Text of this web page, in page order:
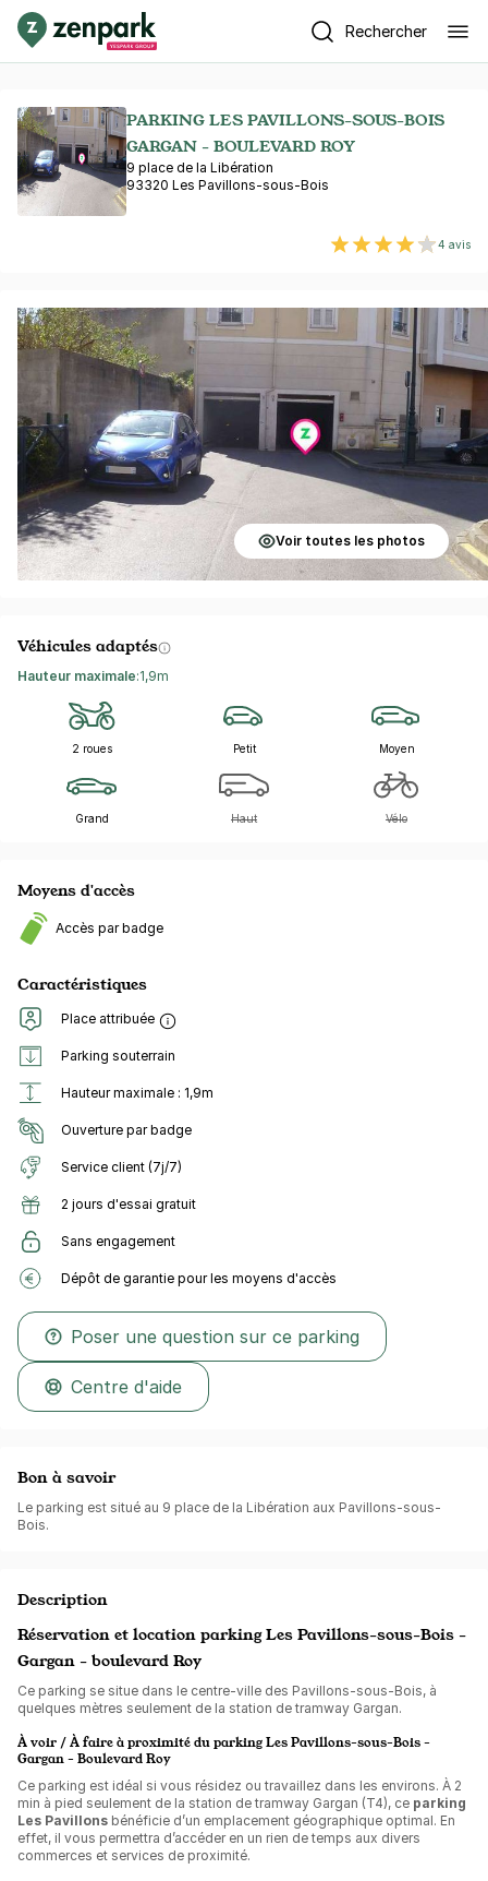
Rechercher
PARKING LES PAVILLONS-SOUS-BOIS
GARGAN - BOULEVARD ROY
9 place de la Libération
93320 Les Pavillons-sous-Bois
4 avis
Voir toutes les photos
Véhicules adaptés
Hauteur maximale:1,9m
2 roues Petit Moyen
Grand Haut Vélo
Moyens d'accès
Accès par badge
Caractéristiques
Place attribuée
Parking souterrain
Hauteur maximale : 1,9m
Ouverture par badge
Service client (7j/7)
2 jours d'essai gratuit
Sans engagement
Dépôt de garantie pour les moyens d'accès
Poser une question sur ce parking
Centre d'aide
Bon à savoir
Le parking est situé au 9 place de la Libération aux Pavillons-sous-
Bois.
Description
Réservation et location parking Les Pavillons-sous-Bois -
Gargan - boulevard Roy
Ce parking se situe dans le centre-ville des Pavillons-sous-Bois, à
quelques mètres seulement de la station de tramway Gargan.
À voir / À faire à proximité du parking Les Pavillons-sous-Bois -
Gargan - Boulevard Roy
Ce parking est idéal si vous résidez ou travaillez dans les environs. À 2
min à pied seulement de la station de tramway Gargan (T4), ce parking
Les Pavillons bénéficie d’un emplacement géographique optimal. En
effet, il vous permettra d’accéder en un rien de temps aux divers
commerces et services de proximité.